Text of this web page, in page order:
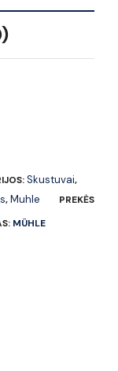
Skustuvai,
,Muhle
PREKĖS
MÜHLE